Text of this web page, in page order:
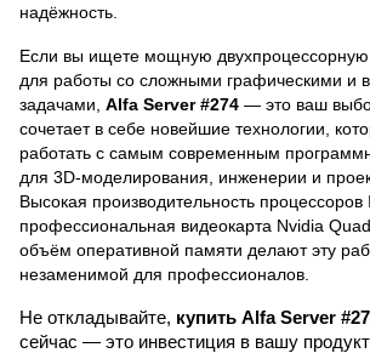
надёжность.
Если вы ищете мощную
для работы со сложными графическими и
задачами, Alfa Server #274 — это ваш
сочетает в себе новейшие технологии,
работать с самым современным
для 3D-моделирования, инженерии и
Высокая производительность процессоров
профессиональная видеокарта Nvidia
объём оперативной памяти делают эту
незаменимой для профессионалов.
Не откладывайте, купить Alfa Server
сейчас — это инвестиция в вашу